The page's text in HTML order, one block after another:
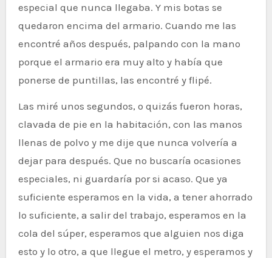
especial que nunca llegaba. Y mis botas se
quedaron encima del armario. Cuando me las
encontré años después, palpando con la mano
porque el armario era muy alto y había que
ponerse de puntillas, las encontré y flipé.
Las miré unos segundos, o quizás fueron horas,
clavada de pie en la habitación, con las manos
llenas de polvo y me dije que nunca volvería a
dejar para después. Que no buscaría ocasiones
especiales, ni guardaría por si acaso. Que ya
suficiente esperamos en la vida, a tener ahorrado
lo suficiente, a salir del trabajo, esperamos en la
cola del súper, esperamos que alguien nos diga
esto y lo otro, a que llegue el metro, y esperamos y